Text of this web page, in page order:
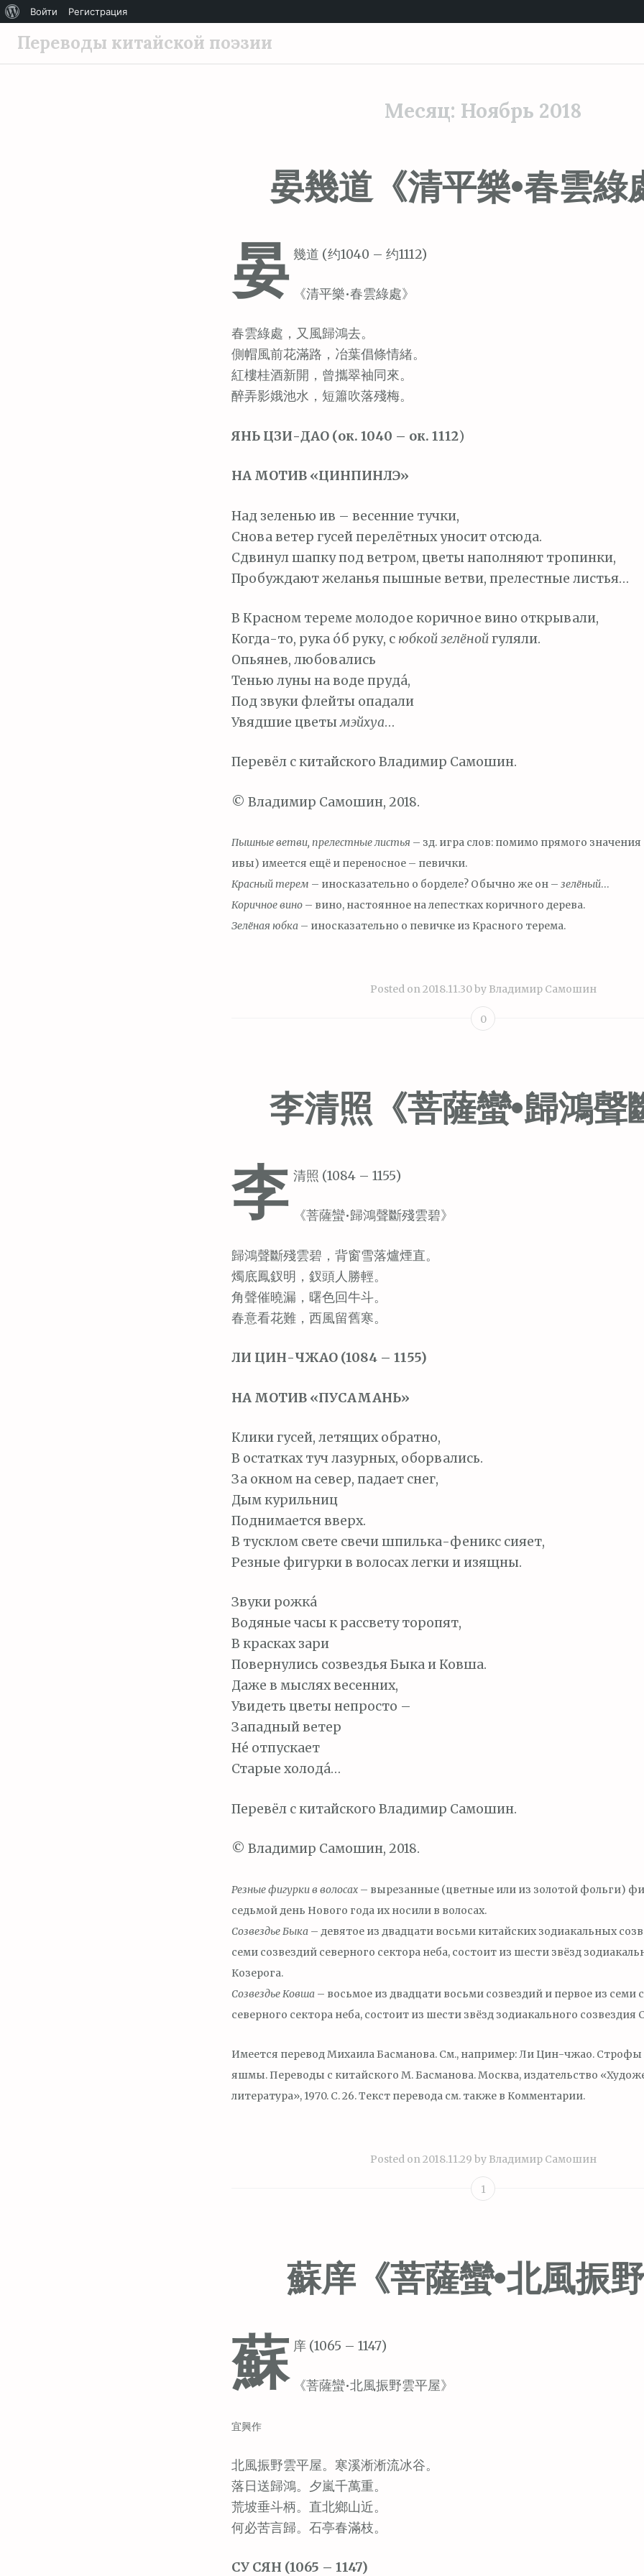
Переводы китайской поэзии
Месяц: Ноябрь 2018
晏幾道《清平樂•春雲綠
晏 幾道 (约1040 – 约1112)
《清平樂•春雲綠處》
春雲綠處，又風歸鴻去。
側帽風前花滿路，冶葉倡條情緒。
紅樓桂酒新開，曾攜翠袖同來。
醉弄影娥池水，短簫吹落殘梅。
ЯНЬ ЦЗИ-ДАО (ок. 1040 – ок. 1112)
НА МОТИВ «ЦИНПИНЛЭ»
Над зеленью ив – весенние тучки,
Снова ветер гусей перелётных уносит отсюда.
Сдвинул шапку под ветром, цветы наполняют тропинки,
Пробуждают желанья пышные ветви, прелестные листья…
В Красном тереме молодое коричное вино открывали,
Когда-то, рука о́б руку, с юбкой зелёнойгуляли.
Опьянев, любовались
Тенью луны на воде пруда́,
Под звуки флейты опадали
Увядшие цветымэйхуа…
Перевёл с китайского Владимир Самошин.
© Владимир Самошин, 2018.
Пышные ветви, прелестные листья – зд. игра слов: помимо прямого
ивы) имеется ещё и переносное – певички.
Красный терем – иносказательно о борделе? Обычно же он – зелёный…
Коричное вино – вино, настоянное на лепестках коричного дерева.
Зелёная юбка – иносказательно о певичке из Красного терема.
Posted on2018.11.30by Владимир Самошин
0
李清照《菩薩蠻•歸鴻聲
李 清照 (1084 – 1155)
《菩薩蠻•歸鴻聲斷殘雲碧》
歸鴻聲斷殘雲碧，背窗雪落爐煙直。
燭底鳳釵明，釵頭人勝輕。
角聲催曉漏，曙色回牛斗。
春意看花難，西風留舊寒。
ЛИ ЦИН-ЧЖАО (1084 – 1155)
НА МОТИВ «ПУСАМАНЬ»
Клики гусей, летящих обратно,
В остатках туч лазурных, оборвались.
За окном на север, падает снег,
Дым курильниц
Поднимается вверх.
В тусклом свете свечи шпилька-феникс сияет,
Резные фигурки в волосах легки и изящны.
Звуки рожка́
Водяные часы к рассвету торопят,
В красках зари
Повернулись созвездья Быка и Ковша.
Даже в мыслях весенних,
Увидеть цветы непросто –
Западный ветер
Не́ отпускает
Старые холода́…
Перевёл с китайского Владимир Самошин.
© Владимир Самошин, 2018.
Резные фигурки в волосах – вырезанные (цветные или из золотой фольги)
седьмой день Нового года их носили в волосах.
Созвездье Быка – девятое из двадцати восьми китайских зодиакальных
семи созвездий северного сектора неба, состоит из шести звёзд
Козерога.
Созвездье Ковша – восьмое из двадцати восьми созвездий и первое из семи
северного сектора неба, состоит из шести звёзд зодиакального созвездия
Имеется перевод Михаила Басманова. См., например: Ли Цин-чжао. Строфы
яшмы. Переводы с китайского М. Басманова. Москва, издательство
литература», 1970. С. 26. Текст перевода см. также в Комментарии.
Posted on2018.11.29 by Владимир Самошин
1
蘇庠《菩薩蠻•北風振
蘇 庠 (1065 – 1147)
《菩薩蠻•北風振野雲平屋》
宜興作
北風振野雲平屋。寒溪淅淅流冰谷。
落日送歸鴻。夕嵐千萬重。
荒坡垂斗柄。直北鄉山近。
何必苦言歸。石亭春滿枝。
СУ СЯН (1065 – 1147)
WordPress
Войти Регистрация